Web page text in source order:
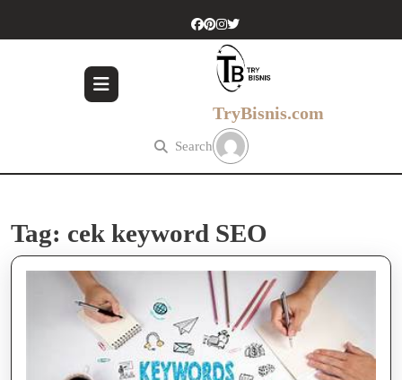
TryBisnis.com
Search
Tag: cek keyword SEO